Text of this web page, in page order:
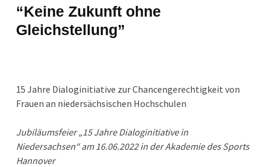
“Keine Zukunft ohne
Gleichstellung”
15 Jahre Dialoginitiative zur Chancengerechtigkeit von
Frauen an niedersächsischen Hochschulen
Jubiläumsfeier „15 Jahre Dialoginitiative in
Niedersachsen“ am 16.06.2022 in der Akademie des Sports
Hannover